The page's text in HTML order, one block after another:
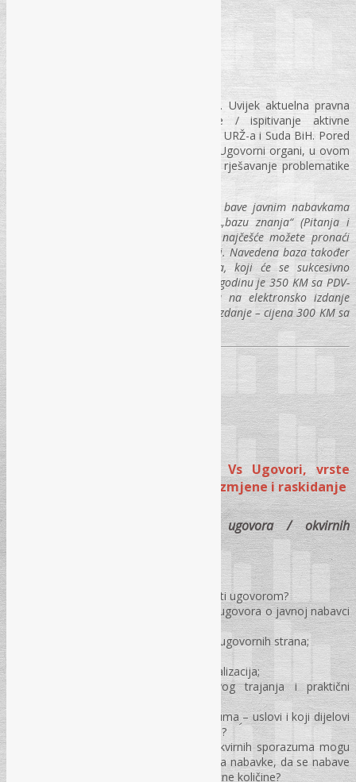
Četvrtim modulom će seminar i završiti. Uvijek aktuelna pravna
zaštita, sa akcentom na utvrđivanje / ispitivanje aktivne
legitimacije, kao i prikazom novije prakse URŽ-a i Suda BiH. Pored
najčešćih grešaka koje prave ponuđači i Ugovorni organi, u ovom
modulu će biti prezentirano i eventualno rješavanje problematike
Također, za sve one koji se svakodnevno bave javnim nabavkama
nudimo Vam pretplatu na elektronsku „bazu znanja“ (Pitanja i
odgovori iz oblasti javnih nabavki) gdje najčešće možete pronaći
odgovore na Vaše dileme iz javnih nabavki. Navedena baza također
sadrži i Rješenja URŽ-a po tematikama, koji će se sukcesivno
dopunjavati. Godišnja pretplata za 2024. godinu je 350 KM sa PDV-
om. Pored toga, nudimo Vam pretplatu na elektronsko izdanje
časopisa „Pravo i finansije“ – elektronsko izdanje – cijena 300 KM sa
MODUL I – Okvirni sporazumi Vs Ugovori, vrste
okvirnih sporazuma, realizacija, izmjene i raskidanje
Realizacija, izmjena i raskidanje ugovora / okvirnih
Da li se narudžbenica može smatrati ugovorom?
Međusobni odnos i razlike između ugovora o javnoj nabavci
Elementi ugovora, prava i obaveze ugovornih strana;
Upravljanje ugovorom i njegova realizacija;
Izmjena ugovora tokom njegovog trajanja i praktični
Izmjene ugovora / okvirnih sporazuma – uslovi i koji dijelovi
ugovora / OS mogu da se mijenjaju?
Da li se kroz izmjene ugovora / okvirnih sporazuma mogu
napraviti izmjene i u dijelu predmeta nabavke, da se nabave
moderniji aparati i/ili ugovore dodatne količine?